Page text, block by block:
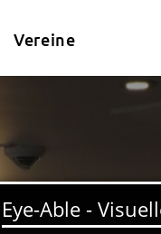
Vereine